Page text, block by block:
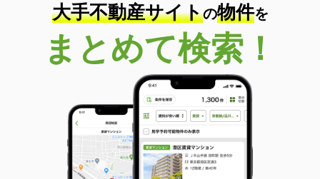
大手不動産サイトの物件を
まとめて検索！